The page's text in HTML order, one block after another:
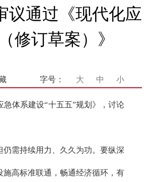
议通过《现代化应
修订草案）》
字号： 大 中 小
体系建设“十五五”规划》，讨论
需持续用力、久久为功。要纵深
高标准联通，畅通经济循环，有